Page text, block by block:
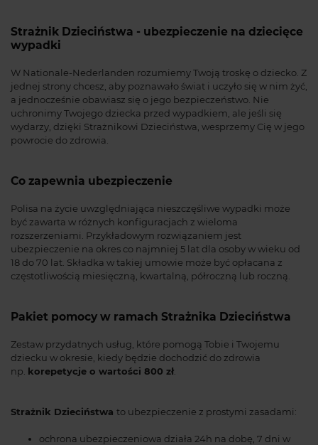
Strażnik Dzieciństwa - ubezpieczenie na dziecięce
wypadki
W Nationale-Nederlanden rozumiemy Twoją troskę o dziecko. Z
jednej strony chcesz, aby poznawało świat i uczyło się w nim żyć,
a jednocześnie obawiasz się o jego bezpieczeństwo. Nie
uchronimy Twojego dziecka przed wypadkiem, ale jeśli się
wydarzy, dzięki Strażnikowi Dzieciństwa, wesprzemy Cię w jego
powrocie do zdrowia.
Co zapewnia ubezpieczenie
Polisa na życie uwzględniająca nieszczęśliwe wypadki może
być zawarta w różnych konfiguracjach z wieloma
rozszerzeniami. Przykładowym rozwiązaniem jest
ubezpieczenie na okres co najmniej 5 lat dla osoby w wieku od
18 do 70 lat. Składka w takiej umowie może być opłacana z
częstotliwością miesięczną, kwartalną, półroczną lub roczną.
Pakiet pomocy w ramach Strażnika Dzieciństwa
Zestaw przydatnych usług, które pomogą Tobie i Twojemu
dziecku w okresie, kiedy będzie dochodzić do zdrowia
np. korepetycje o wartości 800 zł
Strażnik Dzieciństwa to ubezpieczenie z prostymi zasadami:
ochrona ubezpieczeniowa działa 24h na dobę, 7 dni w